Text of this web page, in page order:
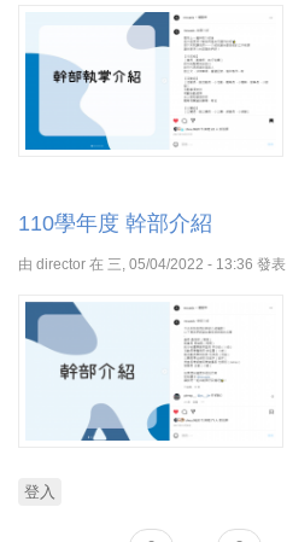
110學年度 幹部介紹
由 director 在 三, 05/04/2022 - 13:36 發表
登入